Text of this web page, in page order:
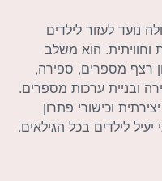
נועד לעזור לילדים
מעשית וחוויתית. הוא משלב
רצף מספרים, ספירה,
ובניית ערכות מספרים.
וכישורי פתרון
לילדים בכל הגילאים.